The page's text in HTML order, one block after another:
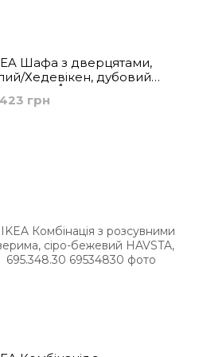
Шафа з дверцятами,
Хедевікен, дубовий
BESTÅ, 894.250.00
грн